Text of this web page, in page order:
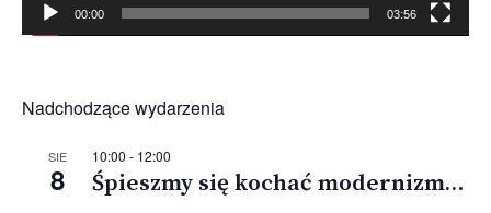
00:00 03:56
Nadchodzące wydarzenia
SIE
8
10:00 - 12:00
Śpieszmy się kochać modernizm…